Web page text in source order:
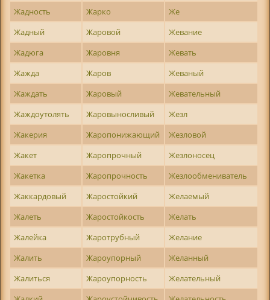
Жадность
Жарко
Же
Жадный
Жаровой
Жевание
Жадюга
Жаровня
Жевать
Жажда
Жаров
Жеваный
Жаждать
Жаровый
Жевательный
Жаждоутолять
Жаровыносливый
Жезл
Жакерия
Жаропонижающий
Жезловой
Жакет
Жаропрочный
Жезлоносец
Жакетка
Жаропрочность
Жезлообмениватель
Жаккардовый
Жаростойкий
Желаемый
Жалеть
Жаростойкость
Желать
Жалейка
Жаротрубный
Желание
Жалить
Жароупорный
Желанный
Жалиться
Жароупорность
Желательный